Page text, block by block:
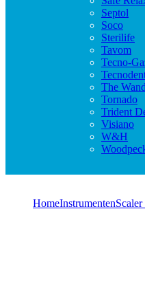
Septol
Soco
Sterilife
Tavom
Tecno-
The Wand
Tornado
Trident
Visiano
W&H
HomeInstrumentenScaler